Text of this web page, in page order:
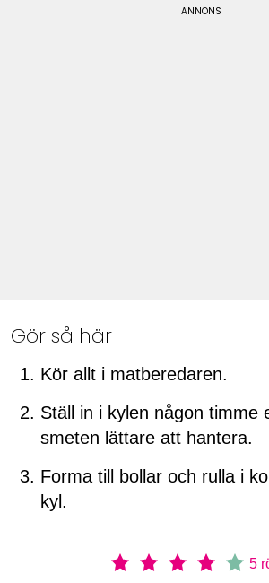
Gör så här
Kör allt i matberedaren.
Ställ in i kylen någon timme
smeten lättare att hantera.
Forma till bollar och rulla i
kyl.
5